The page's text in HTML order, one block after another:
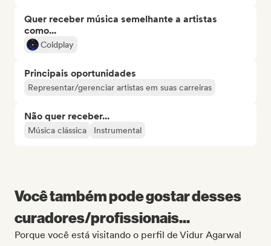
Quer receber música semelhante a artistas
como...
Coldplay
Principais oportunidades
Representar/gerenciar artistas em suas carreiras
Não quer receber...
Música clássica Instrumental
Você também pode gostar desses
curadores/profissionais...
Porque você está visitando o perfil de Vidur Agarwal